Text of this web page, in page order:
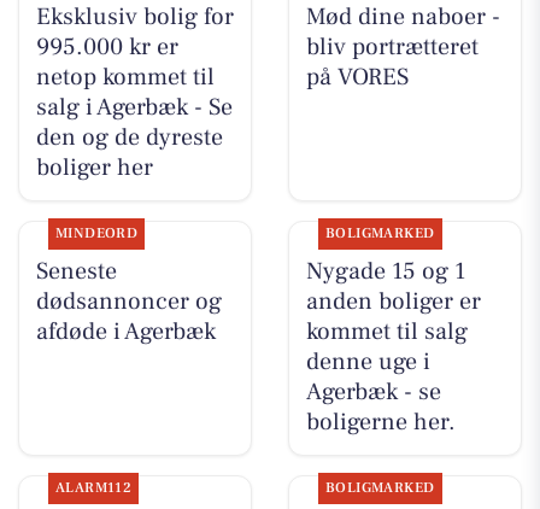
Eksklusiv bolig for
995.000 kr er
netop kommet til
salg i Agerbæk - Se
den og de dyreste
boliger her
Mød dine naboer -
bliv portrætteret
på VORES
MINDEORD
Seneste
dødsannoncer og
afdøde i Agerbæk
BOLIGMARKED
Nygade 15 og 1
anden boliger er
kommet til salg
denne uge i
Agerbæk - se
boligerne her.
ALARM112 BOLIGMARKED